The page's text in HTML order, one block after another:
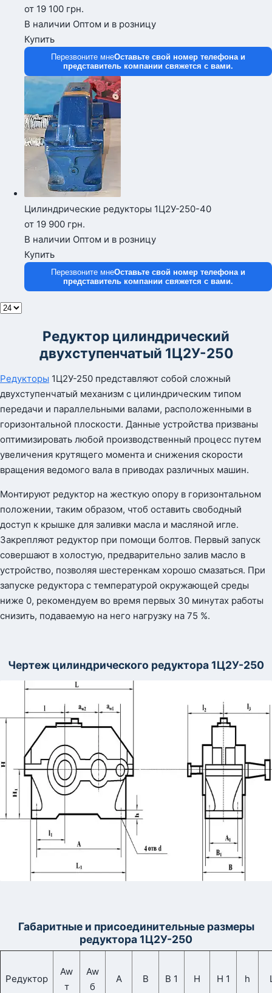
от 19 100 грн.
В наличии Оптом и в розницу
Купить
Перезвоните мнеОставьте свой номер телефона и
представитель компании свяжется с вами.
Цилиндрические редукторы 1Ц2У-250-40
от 19 900 грн.
В наличии Оптом и в розницу
Купить
Перезвоните мнеОставьте свой номер телефона и
представитель компании свяжется с вами.
Редуктор цилиндрический
двухступенчатый 1Ц2У-250
Редукторы 1Ц2У-250 представляют собой сложный
двухступенчатый механизм с цилиндрическим типом
передачи и параллельными валами, расположенными в
горизонтальной плоскости. Данные устройства призваны
оптимизировать любой производственный процесс путем
увеличения крутящего момента и снижения скорости
вращения ведомого вала в приводах различных машин.
Монтируют редуктор на жесткую опору в горизонтальном
положении, таким образом, чтоб оставить свободный
доступ к крышке для заливки масла и масляной игле.
Закрепляют редуктор при помощи болтов. Первый запуск
совершают в холостую, предварительно залив масло в
устройство, позволяя шестеренкам хорошо смазаться. При
запуске редуктора с температурой окружающей среды
ниже 0, рекомендуем во время первых 30 минутах работы
снизить, подаваемую на него нагрузку на 75 %.
Чертеж цилиндрического редуктора 1Ц2У-250
Габаритные и присоединительные размеры
редуктора 1Ц2У-250
Редуктор
Aw
т
Aw
б
A B B 1 H H 1 h